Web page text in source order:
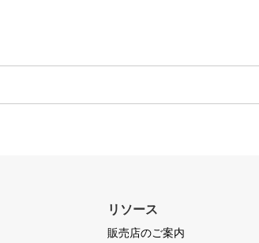
リソース
販売店のご案内